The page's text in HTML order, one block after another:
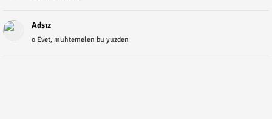
Adsız
o Evet, muhtemelen bu yuzden